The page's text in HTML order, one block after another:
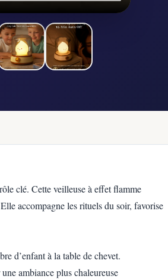
clé. Cette veilleuse à effet flamme
accompagne les rituels du soir, favorise
d’enfant à la table de chevet.
ambiance plus chaleureuse